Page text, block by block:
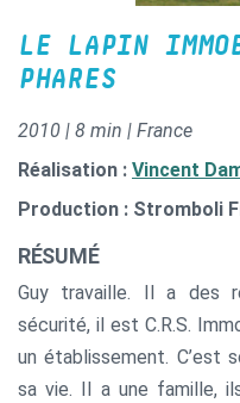
LE LAPIN
PHARES
2010 | 8 min | France
Réalisation : Vincent
Production : Stromboli
RÉSUMÉ
Guy travaille. Il a des
sécurité, il est C.R.S.
un établissement. C’est
sa vie. Il a une famille,